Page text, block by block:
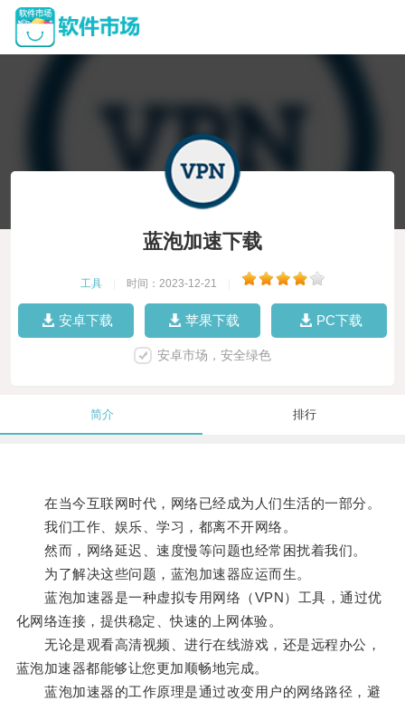
蓝泡加速下载
工具 时间：2023-12-21
安卓下载 苹果下载 PC下载
安卓市场，安全绿色
简介 排行
在当今互联网时代，网络已经成为人们生活的一部分。
我们工作、娱乐、学习，都离不开网络。
然而，网络延迟、速度慢等问题也经常困扰着我们。
为了解决这些问题，蓝泡加速器应运而生。
蓝泡加速器是一种虚拟专用网络（VPN）工具，通过优
化网络连接，提供稳定、快速的上网体验。
无论是观看高清视频、进行在线游戏，还是远程办公，
蓝泡加速器都能够让您更加顺畅地完成。
蓝泡加速器的工作原理是通过改变用户的网络路径，避